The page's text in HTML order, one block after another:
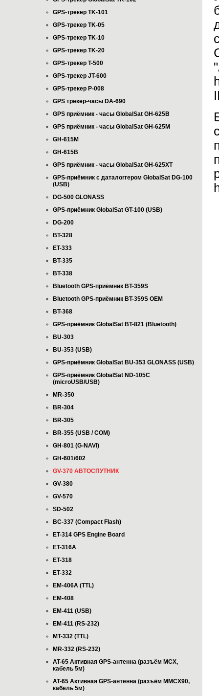
GPS-трекер TK-101
GPS-трекер TK-05
GPS-трекер TK-10
GPS-трекер TK-20
GPS-трекер T-500
GPS-трекер JT-600
GPS-трекер P-008
GPS трекер-часы DA-690
GPS приёмник - часы GlobalSat GH-625B
GPS приёмник - часы GlobalSat GH-625M
GH-615M
GH-615B
GPS приёмник - часы GlobalSat GH-625XT
GPS-приёмник с даталоггером GlobalSat DG-100
(USB)
DG-500 GLONASS
GPS-приёмник GlobalSat GT-100 (USB)
DG-200
BT-328
ET-333
BT-335
BT-338
Bluetooth GPS-приёмник BT-359S
Bluetooth GPS-приёмник BT-359S OEM
BT-368
GPS-приёмник GlobalSat BT-821 (Bluetooth)
BU-303
BU-353 (USB)
GPS-приёмник GlobalSat BU-353 GLONASS (USB)
GPS-приёмник GlobalSat ND-105C
(microUSB/USB)
MR-350
BR-304
BR-305
BR-355 (USB / COM)
GH-801 (G-NAVI)
GH-601/602
GV-370 АВТОСПУТНИК
GV-380
GV-570
SD-502
BC-337 (Compact Flash)
ET-314 GPS Engine Board
ET-316A
ET-318
ET-332
EM-406A (TTL)
EM-408
EM-411 (USB)
EM-411 (RS-232)
MT-332 (TTL)
MR-332 (RS-232)
AT-65 Активная GPS-антенна (разъём MCX,
кабель 5м)
AT-65 Активная GPS-антенна (разъём MMCX90,
кабель 5м)